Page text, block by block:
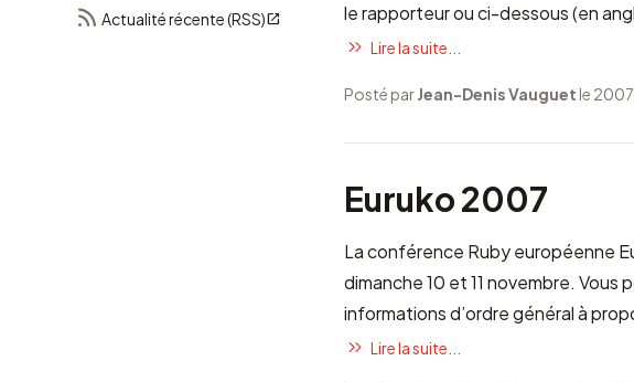
Actualité récente (RSS)
le rapporteurou ci-dessous (en
Lire la suite...
Posté parJean-Denis Vauguet le
Euruko 2007
La conférence Ruby européenne
dimanche 10 et 11 novembre. Vous
informations d’ordre généralà
Lire la suite...